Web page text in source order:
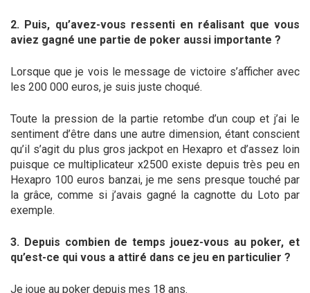
2. Puis, qu’avez-vous ressenti en réalisant que vous
aviez gagné une partie de poker aussi importante ?
Lorsque que je vois le message de victoire s’afficher avec
les 200 000 euros, je suis juste choqué.
Toute la pression de la partie retombe d’un coup et j’ai le
sentiment d’être dans une autre dimension, étant conscient
qu’il s’agit du plus gros jackpot en Hexapro et d’assez loin
puisque ce multiplicateur x2500 existe depuis très peu en
Hexapro 100 euros banzai, je me sens presque touché par
la grâce, comme si j’avais gagné la cagnotte du Loto par
exemple.
3. Depuis combien de temps jouez-vous au poker, et
qu’est-ce qui vous a attiré dans ce jeu en particulier ?
Je joue au poker depuis mes 18 ans.